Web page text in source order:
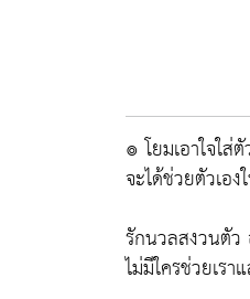
๏ โยมเอาใจใส่
จะได้ช่วยตัวเอ
รักนวลสงวนตัว
ไม่มีใครช่วยเรา